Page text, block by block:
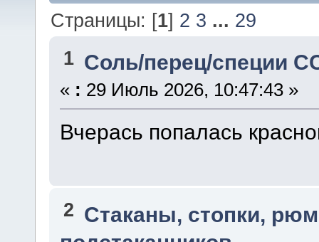
Страницы: [1] 2 3 ... 29
1 Соль/перец/специи
« : 29 Июль 2026, 10:47:43 »
Вчерась попалась
2 Стаканы, стопки,